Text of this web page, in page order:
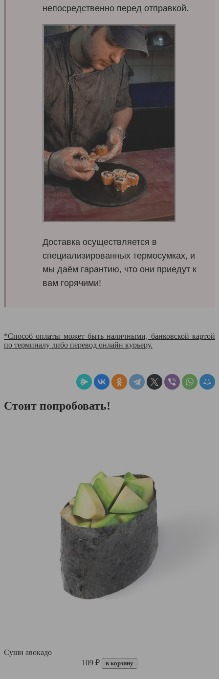
непосредственно перед отправкой.
Доставка осуществляется в
специализированных термосумках, и
мы даём гарантию, что они приедут к
вам горячими!
*Способ оплаты может быть наличными, банковской картой
по терминалу либо перевод онлайн курьеру.
Стоит попробовать!
Суши авокадо
109 ₽
в корзину